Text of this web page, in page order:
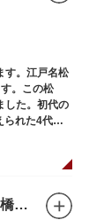
す。江戸名松
。この松
した。初代の
られた4代目
浅草名所七福神 布袋尊（橋場不動尊）